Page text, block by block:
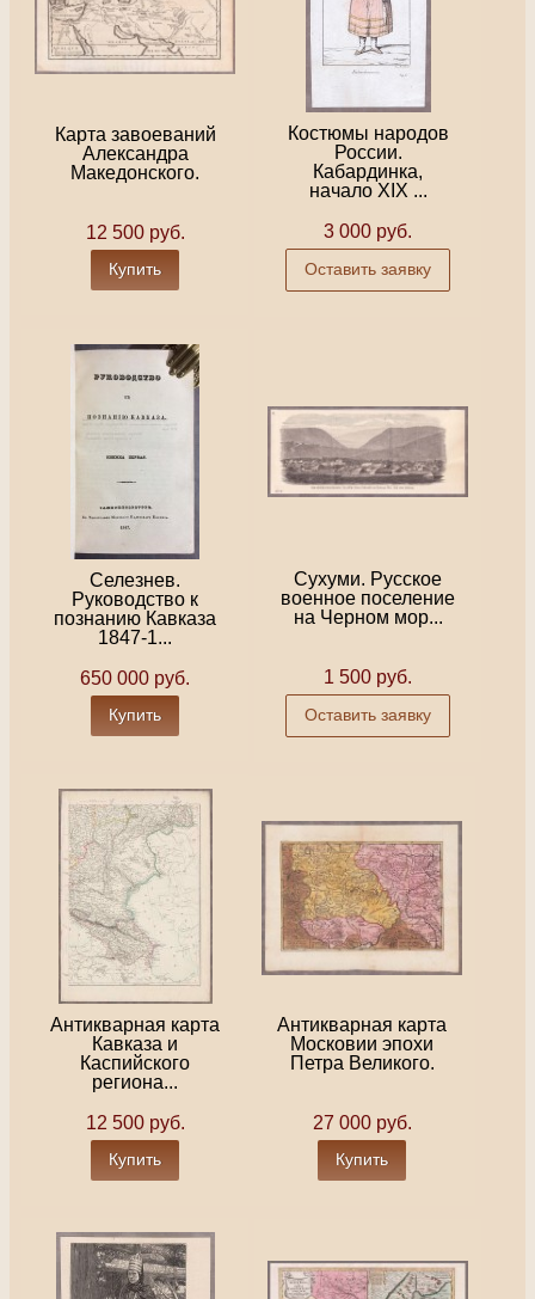
Карта завоеваний
Александра
Македонского.
12 500 руб.
Купить
Костюмы народов
России.
Кабардинка,
начало XIX ...
3 000 руб.
Оставить заявку
Селезнев.
Руководство к
познанию Кавказа
1847-1...
650 000 руб.
Купить
Сухуми. Русское
военное поселение
на Черном мор...
1 500 руб.
Оставить заявку
Антикварная карта
Кавказа и
Каспийского
региона...
12 500 руб.
Купить
Антикварная карта
Московии эпохи
Петра Великого.
27 000 руб.
Купить